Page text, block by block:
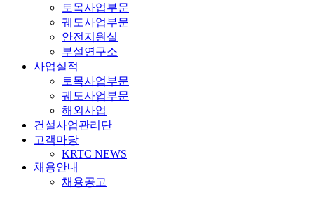
토목사업부문
궤도사업부문
안전지원실
부설연구소
사업실적
토목사업부문
궤도사업부문
해외사업
건설사업관리단
고객마당
KRTC NEWS
채용안내
채용공고